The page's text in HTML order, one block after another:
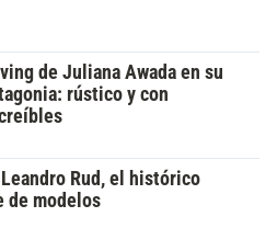
de Juliana Awada en su
rústico y con
Rud, el histórico
de modelos